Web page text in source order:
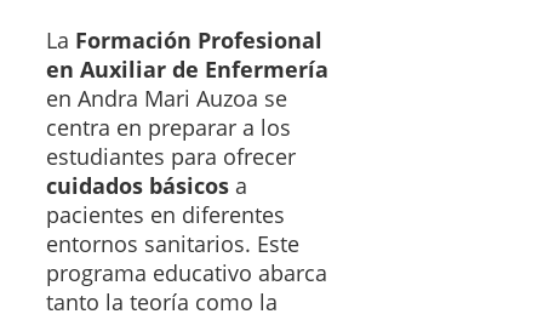
La Formación Profesional
en Auxiliar de Enfermería
en Andra Mari Auzoa se
centra en preparar a los
estudiantes para ofrecer
cuidados básicos a
pacientes en diferentes
entornos sanitarios. Este
programa educativo abarca
tanto la teoría como la